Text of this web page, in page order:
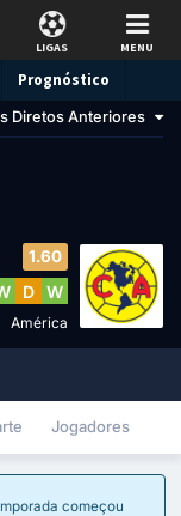
LIGAS MENU
Prognóstico
Diretos Anteriores
1.60
D W
América
Jogadores
começou